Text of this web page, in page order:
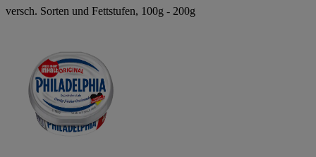
versch. Sorten und Fettstufen, 100g - 200g